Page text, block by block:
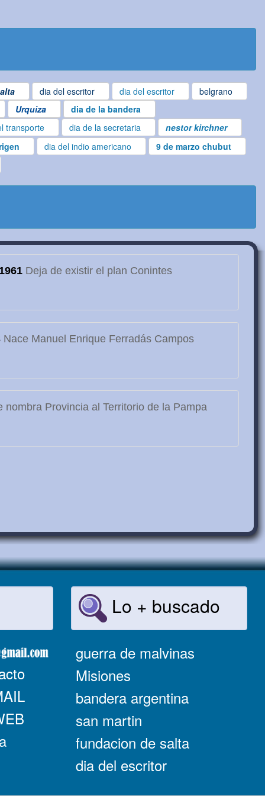
dia del escritor dia del escritor
belgrano
Urquiza
dia de la bandera
transporte dia de la secretaria nestor kirchner
dia del indio americano
9 de marzo chubut
1961Deja de existir el plan Conintes
Nace Manuel Enrique Ferradás Campos
nombra Provincia al Territorio de la Pampa
Lo + buscado
guerra de malvinas
Misiones
bandera argentina
san martin
fundacion de salta
dia del escritor